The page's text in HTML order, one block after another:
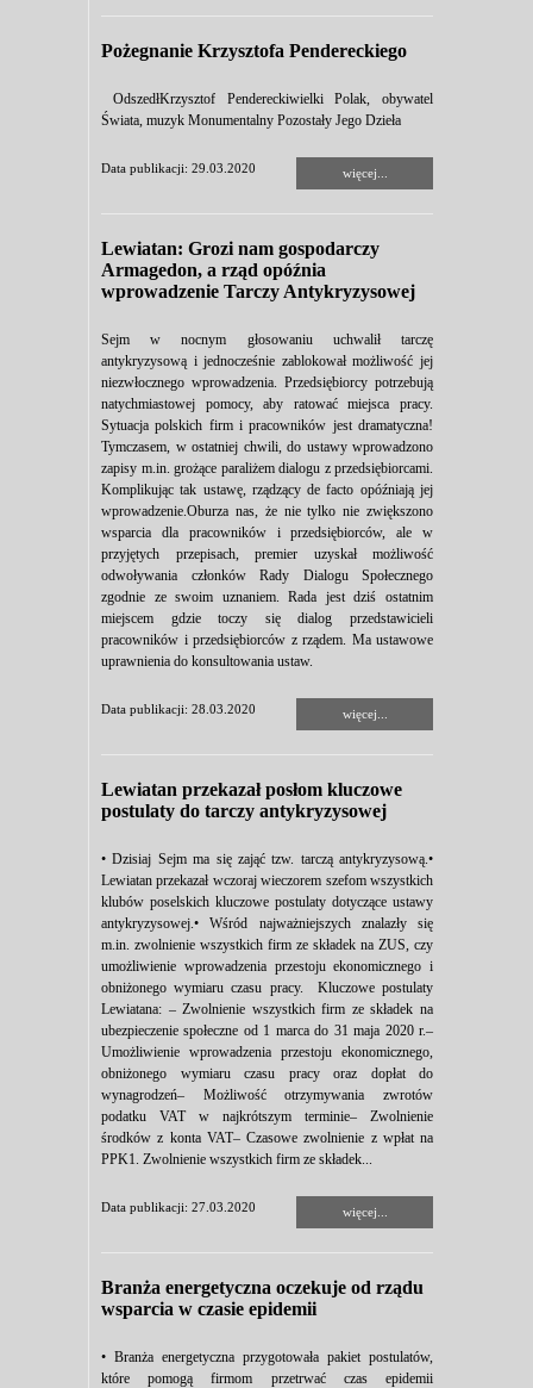
Pożegnanie Krzysztofa Pendereckiego
OdszedłKrzysztof Pendereckiwielki Polak, obywatel
Świata, muzyk Monumentalny Pozostały Jego Dzieła
Data publikacji: 29.03.2020 więcej...
Lewiatan: Grozi nam gospodarczy
Armagedon, a rząd opóźnia
wprowadzenie Tarczy Antykryzysowej
Sejm w nocnym głosowaniu uchwalił tarczę
antykryzysową i jednocześnie zablokował możliwość jej
niezwłocznego wprowadzenia. Przedsiębiorcy potrzebują
natychmiastowej pomocy, aby ratować miejsca pracy.
Sytuacja polskich firm i pracowników jest dramatyczna!
Tymczasem, w ostatniej chwili, do ustawy wprowadzono
zapisy m.in. grożące paraliżem dialogu z przedsiębiorcami.
Komplikując tak ustawę, rządzący de facto opóźniają jej
wprowadzenie.Oburza nas, że nie tylko nie zwiększono
wsparcia dla pracowników i przedsiębiorców, ale w
przyjętych przepisach, premier uzyskał możliwość
odwoływania członków Rady Dialogu Społecznego
zgodnie ze swoim uznaniem. Rada jest dziś ostatnim
miejscem gdzie toczy się dialog przedstawicieli
pracowników i przedsiębiorców z rządem. Ma ustawowe
uprawnienia do konsultowania ustaw.
Data publikacji: 28.03.2020 więcej...
Lewiatan przekazał posłom kluczowe
postulaty do tarczy antykryzysowej
• Dzisiaj Sejm ma się zająć tzw. tarczą antykryzysową.•
Lewiatan przekazał wczoraj wieczorem szefom wszystkich
klubów poselskich kluczowe postulaty dotyczące ustawy
antykryzysowej.• Wśród najważniejszych znalazły się
m.in. zwolnienie wszystkich firm ze składek na ZUS, czy
umożliwienie wprowadzenia przestoju ekonomicznego i
obniżonego wymiaru czasu pracy. Kluczowe postulaty
Lewiatana: – Zwolnienie wszystkich firm ze składek na
ubezpieczenie społeczne od 1 marca do 31 maja 2020 r.–
Umożliwienie wprowadzenia przestoju ekonomicznego,
obniżonego wymiaru czasu pracy oraz dopłat do
wynagrodzeń– Możliwość otrzymywania zwrotów
podatku VAT w najkrótszym terminie– Zwolnienie
środków z konta VAT– Czasowe zwolnienie z wpłat na
PPK1. Zwolnienie wszystkich firm ze składek...
Data publikacji: 27.03.2020 więcej...
Branża energetyczna oczekuje od rządu
wsparcia w czasie epidemii
• Branża energetyczna przygotowała pakiet postulatów,
które pomogą firmom przetrwać czas epidemii